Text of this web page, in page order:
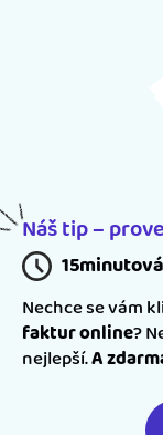
Náš tip –
Nechce se vám
faktur online?
nejlepší.A